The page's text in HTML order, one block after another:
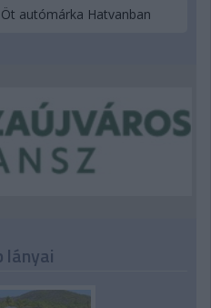
autómárka Hatvanban
lányai